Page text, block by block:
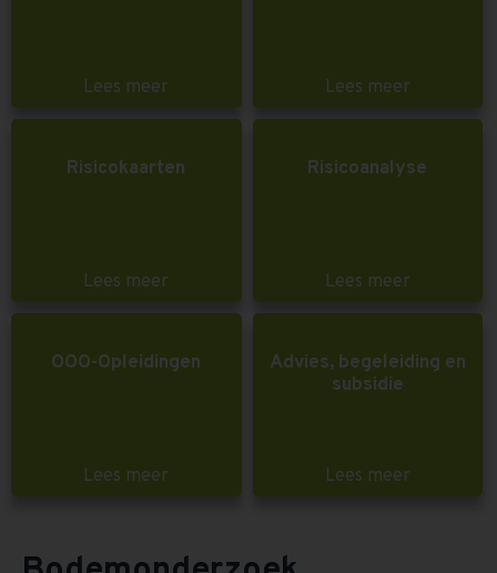
Lees meer Lees meer
Risicokaarten
Lees meer
Risicoanalyse
Lees meer
OOO-Opleidingen
Lees meer
Advies, begeleiding en
subsidie
Lees meer